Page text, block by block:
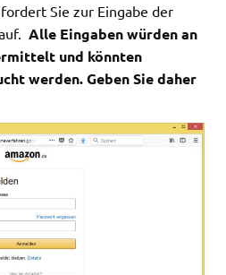
Sie zur Eingabe der
Alle Eingaben würden an
und könnten
werden. Geben Sie daher